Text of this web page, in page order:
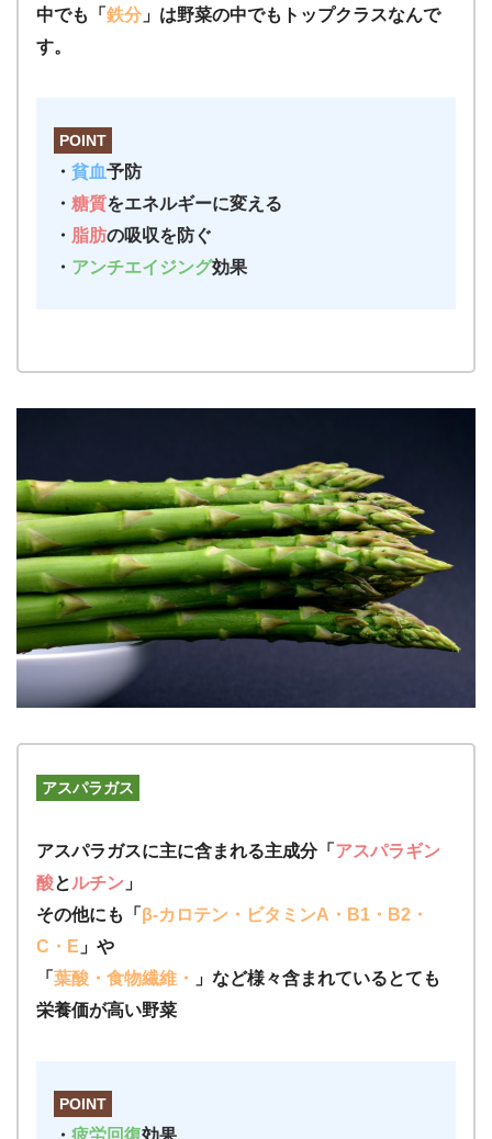
中でも「 鉄分 」は野菜の中でもトップクラスなんで
す。
POINT
・ 貧血予防
・ 糖質をエネルギーに変える
・ 脂肪の吸収を防ぐ
・ アンチエイジング効果
アスパラガス
アスパラガスに主に含まれる主成分「 アスパラギン
酸とルチン 」
その他にも「 β-カロテン・ビタミンA・B1・B2・
C・E 」や
「 葉酸・食物繊維・
」など様々含まれているとても
栄養価が高い野菜
POINT
・ 疲労回復効果